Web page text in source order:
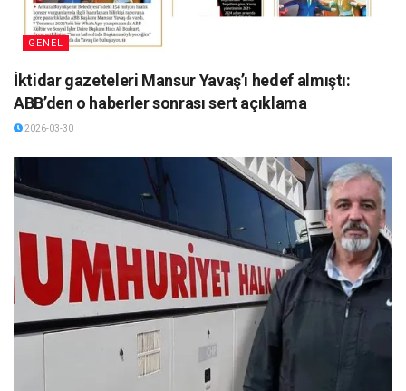
GENEL
İktidar gazeteleri Mansur Yavaş’ı hedef almıştı:
ABB’den o haberler sonrası sert açıklama
2026-03-30